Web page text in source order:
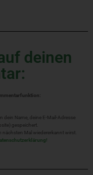
deinen
dein Name, deine E-Mail-Adresse
gespeichert.
Mal wiedererkannt wirst.